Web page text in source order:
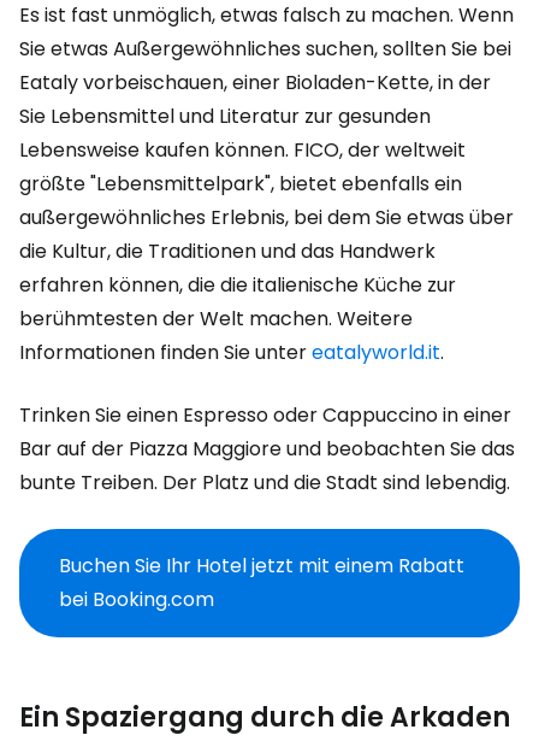
Es ist fast unmöglich, etwas falsch zu machen. Wenn
Sie etwas Außergewöhnliches suchen, sollten Sie bei
Eataly vorbeischauen, einer Bioladen-Kette, in der
Sie Lebensmittel und Literatur zur gesunden
Lebensweise kaufen können. FICO, der weltweit
größte "Lebensmittelpark", bietet ebenfalls ein
außergewöhnliches Erlebnis, bei dem Sie etwas über
die Kultur, die Traditionen und das Handwerk
erfahren können, die die italienische Küche zur
berühmtesten der Welt machen. Weitere
Informationen finden Sie untereatalyworld.it.
Trinken Sie einen Espresso oder Cappuccino in einer
Bar auf der Piazza Maggiore und beobachten Sie das
bunte Treiben. Der Platz und die Stadt sind lebendig.
Buchen Sie Ihr Hotel jetzt mit einem Rabatt
bei Booking.com
Ein Spaziergang durch die Arkaden